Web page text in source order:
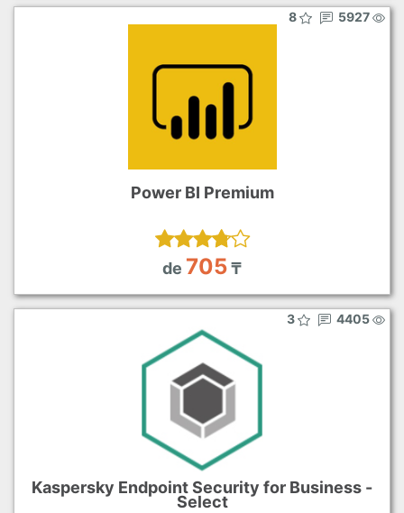
8 5927
Power BI Premium
de 705₸
3 4405
Kaspersky Endpoint Security for Business -
Select